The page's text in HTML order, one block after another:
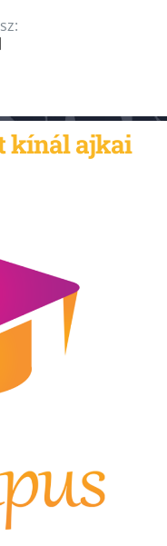
kínál ajkai